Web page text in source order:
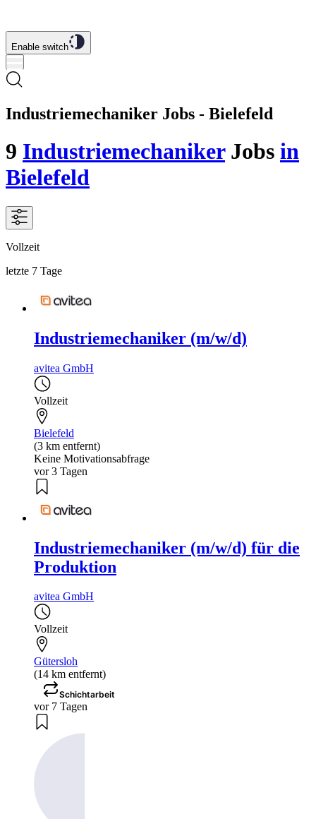
Enable switch
Industriemechaniker Jobs - Bielefeld
9 IndustriemechanikerJobs in
Bielefeld
Vollzeit
letzte 7 Tage
Industriemechaniker (m/w/d)
avitea GmbH
Vollzeit
Bielefeld
(3 km entfernt)
Keine Motivationsabfrage
vor 3 Tagen
Industriemechaniker (m/w/d) für die
Produktion
avitea GmbH
Vollzeit
Gütersloh
(14 km entfernt)
Schichtarbeit
vor 7 Tagen